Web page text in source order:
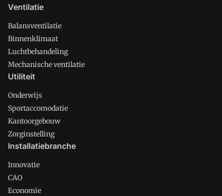
Ventilatie
Balansventilatie
Binnenklimaat
Luchtbehandeling
Mechanische ventilatie
Utiliteit
Onderwijs
Sportaccomodatie
Kantoorgebouw
Zorginstelling
Installatiebranche
Innovatie
CAO
Economie